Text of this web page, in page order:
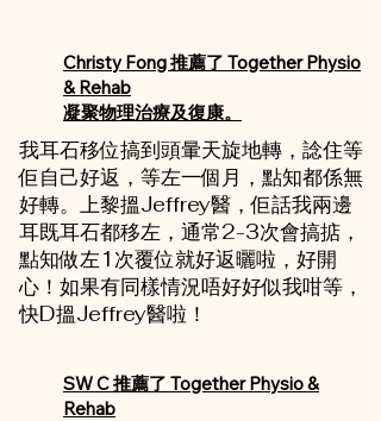
Christy Fong 推薦了 Together Physio
& Rehab
凝聚物理治療及復康。
我耳石移位搞到頭暈天旋地轉，諗住等
佢自己好返，等左一個月，點知都係無
好轉。上黎搵Jeffrey醫，佢話我兩邊
耳既耳石都移左，通常2-3次會搞掂，
點知做左1次覆位就好返曬啦，好開
心！如果有同樣情況唔好好似我咁等，
快D搵Jeffrey醫啦！
SW C 推薦了 Together Physio &
Rehab